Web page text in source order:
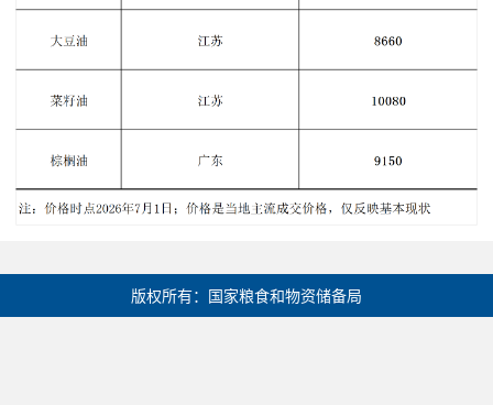
版权所有：国家粮食和物资储备局